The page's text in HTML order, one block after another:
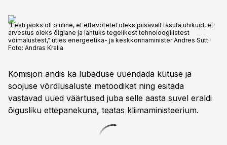
“Eesti jaoks oli oluline, et ettevõtetel oleks piisavalt tasuta ühikuid, et
arvestus oleks õiglane ja lähtuks tegelikest tehnoloogilistest
võimalustest,” ütles energeetika- ja keskkonnaminister Andres Sutt.
Foto: Andras Kralla
Komisjon andis ka lubaduse uuendada kütuse ja
soojuse võrdlusaluste metoodikat ning esitada
vastavad uued väärtused juba selle aasta suvel eraldi
õigusliku ettepanekuna, teatas kliimaministeerium.